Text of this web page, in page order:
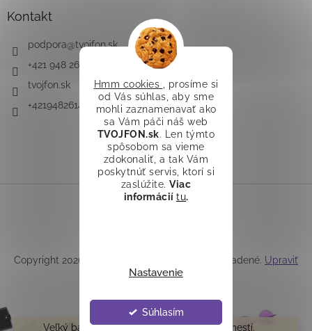
Hmm cookies
, prosíme si
od Vás súhlas, aby sme
mohli zaznamenavať ako
sa Vám páči náš web
TVOJFON.sk. Len týmto
spôsobom sa vieme
zdokonaliť, a tak Vám
poskytnúť servis, ktorí si
zaslúžite.Viac
informácií tu.
Nastavenie
Súhlasím
Veľký balík /teleskop/ do Z-boxu sa nezmestí.
Kontakt
podpora@tvojfon.sk
+421 948 261 491
tvojfon.sk
+421948261491
Copyright 2026 . Všetky práva vyhradené. Upraviť
nastavenie cookies